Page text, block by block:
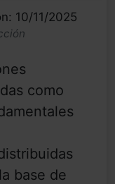
10/11/2025
como
base de